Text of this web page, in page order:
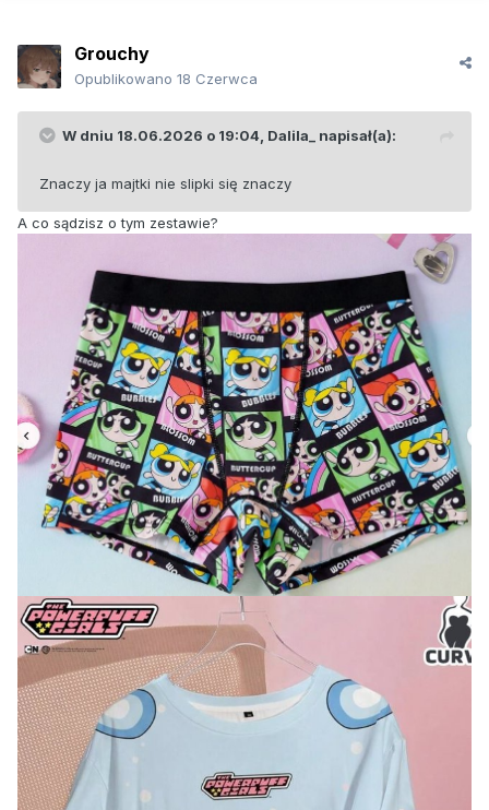
Grouchy
Opublikowano 18 Czerwca
W dniu 18.06.2026 o 19:04, Dalila_ napisał(a):
Znaczy ja majtki nie slipki się znaczy
A co sądzisz o tym zestawie?